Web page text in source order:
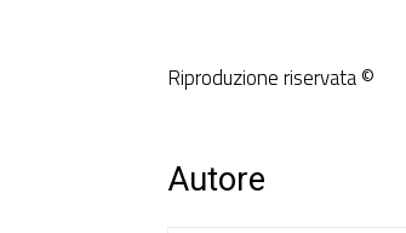
Riproduzione riservata ©
Autore